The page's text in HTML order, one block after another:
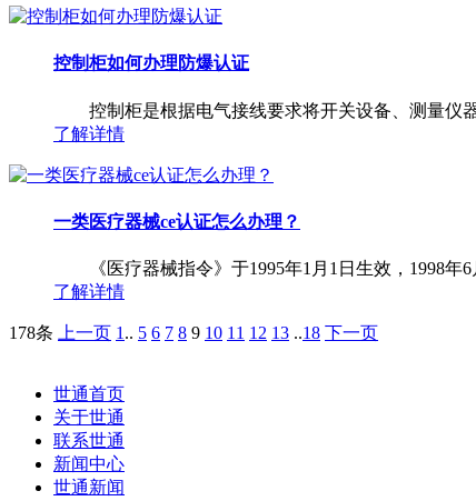
控制柜如何办理防爆认证
控制柜是根据电气接线要求将开关设备、测量仪器
了解详情
一类医疗器械ce认证怎么办理？
《医疗器械指令》于1995年1月1日生效，1998年6
了解详情
178条 上一页 1 .. 5 6 7 8 9 10 11 12 13 ..18 下一页
世通首页
关于世通
联系世通
新闻中心
世通新闻